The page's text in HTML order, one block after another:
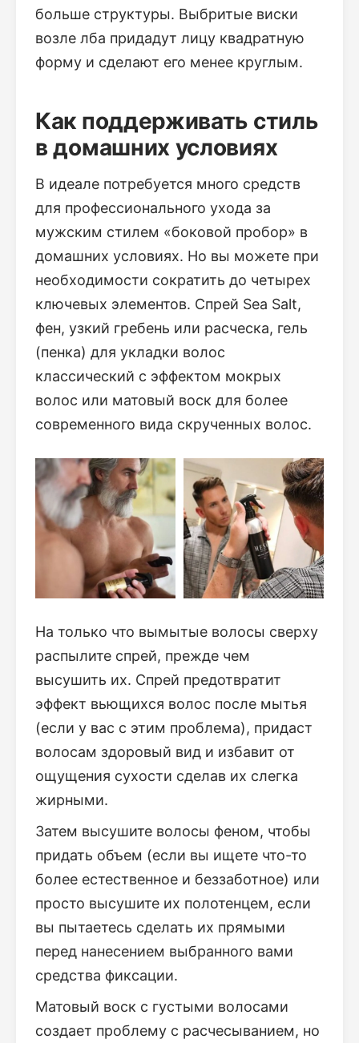
больше структуры. Выбритые виски
возле лба придадут лицу квадратную
форму и сделают его менее круглым.
Как поддерживать стиль
в домашних условиях
В идеале потребуется много средств
для профессионального ухода за
мужским стилем «боковой пробор» в
домашних условиях. Но вы можете при
необходимости сократить до четырех
ключевых элементов. Спрей Sea Salt,
фен, узкий гребень или расческа, гель
(пенка) для укладки волос
классический с эффектом мокрых
волос или матовый воск для более
современного вида скрученных волос.
На только что вымытые волосы сверху
распылите спрей, прежде чем
высушить их. Спрей предотвратит
эффект вьющихся волос после мытья
(если у вас с этим проблема), придаст
волосам здоровый вид и избавит от
ощущения сухости сделав их слегка
жирными.
Затем высушите волосы феном, чтобы
придать объем (если вы ищете что-то
более естественное и беззаботное) или
просто высушите их полотенцем, если
вы пытаетесь сделать их прямыми
перед нанесением выбранного вами
средства фиксации.
Матовый воск с густыми волосами
создает проблему с расчесыванием, но